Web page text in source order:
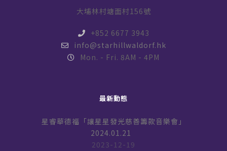
大埔林村塘面村156號
+852 6677 3943
info@starhillwaldorf.hk
Mon. - Fri. 8AM - 4PM
最新動態
星睿華德福「讓星星發光慈善籌款音樂會」
2024.01.21
2023-12-19